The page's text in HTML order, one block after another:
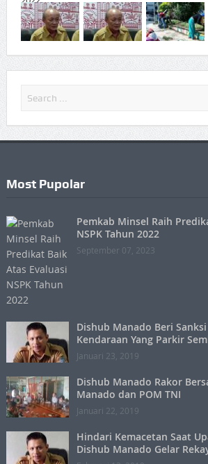
Most Pupolar
Pemkab Minsel Raih
NSPK Tahun 2022
September 07, 2023
Dishub Manado Beri Sanksi
Kendaraan Yang Parkir
Januari 23, 2019
Dishub Manado Rakor
Manado dan POM TNI
Januari 22, 2019
Hindari Kemacetan Saat
Dishub Manado Gelar